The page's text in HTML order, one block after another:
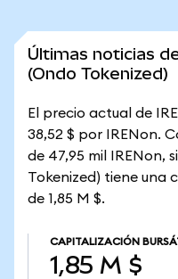
Últimas noticias
(Ondo Tokenized)
El precio actual de
38,52 $ por IRENon.
de 47,95 mil IRENon,
Tokenized) tiene una
de 1,85 M $.
CAPITALIZACIÓN
1,85 M $